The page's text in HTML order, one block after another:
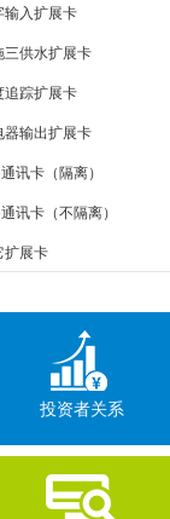
输入扩展卡
三供水扩展卡
追踪扩展卡
器输出扩展卡
讯卡（隔离）
讯卡（不隔离）
扩展卡
投资者关系